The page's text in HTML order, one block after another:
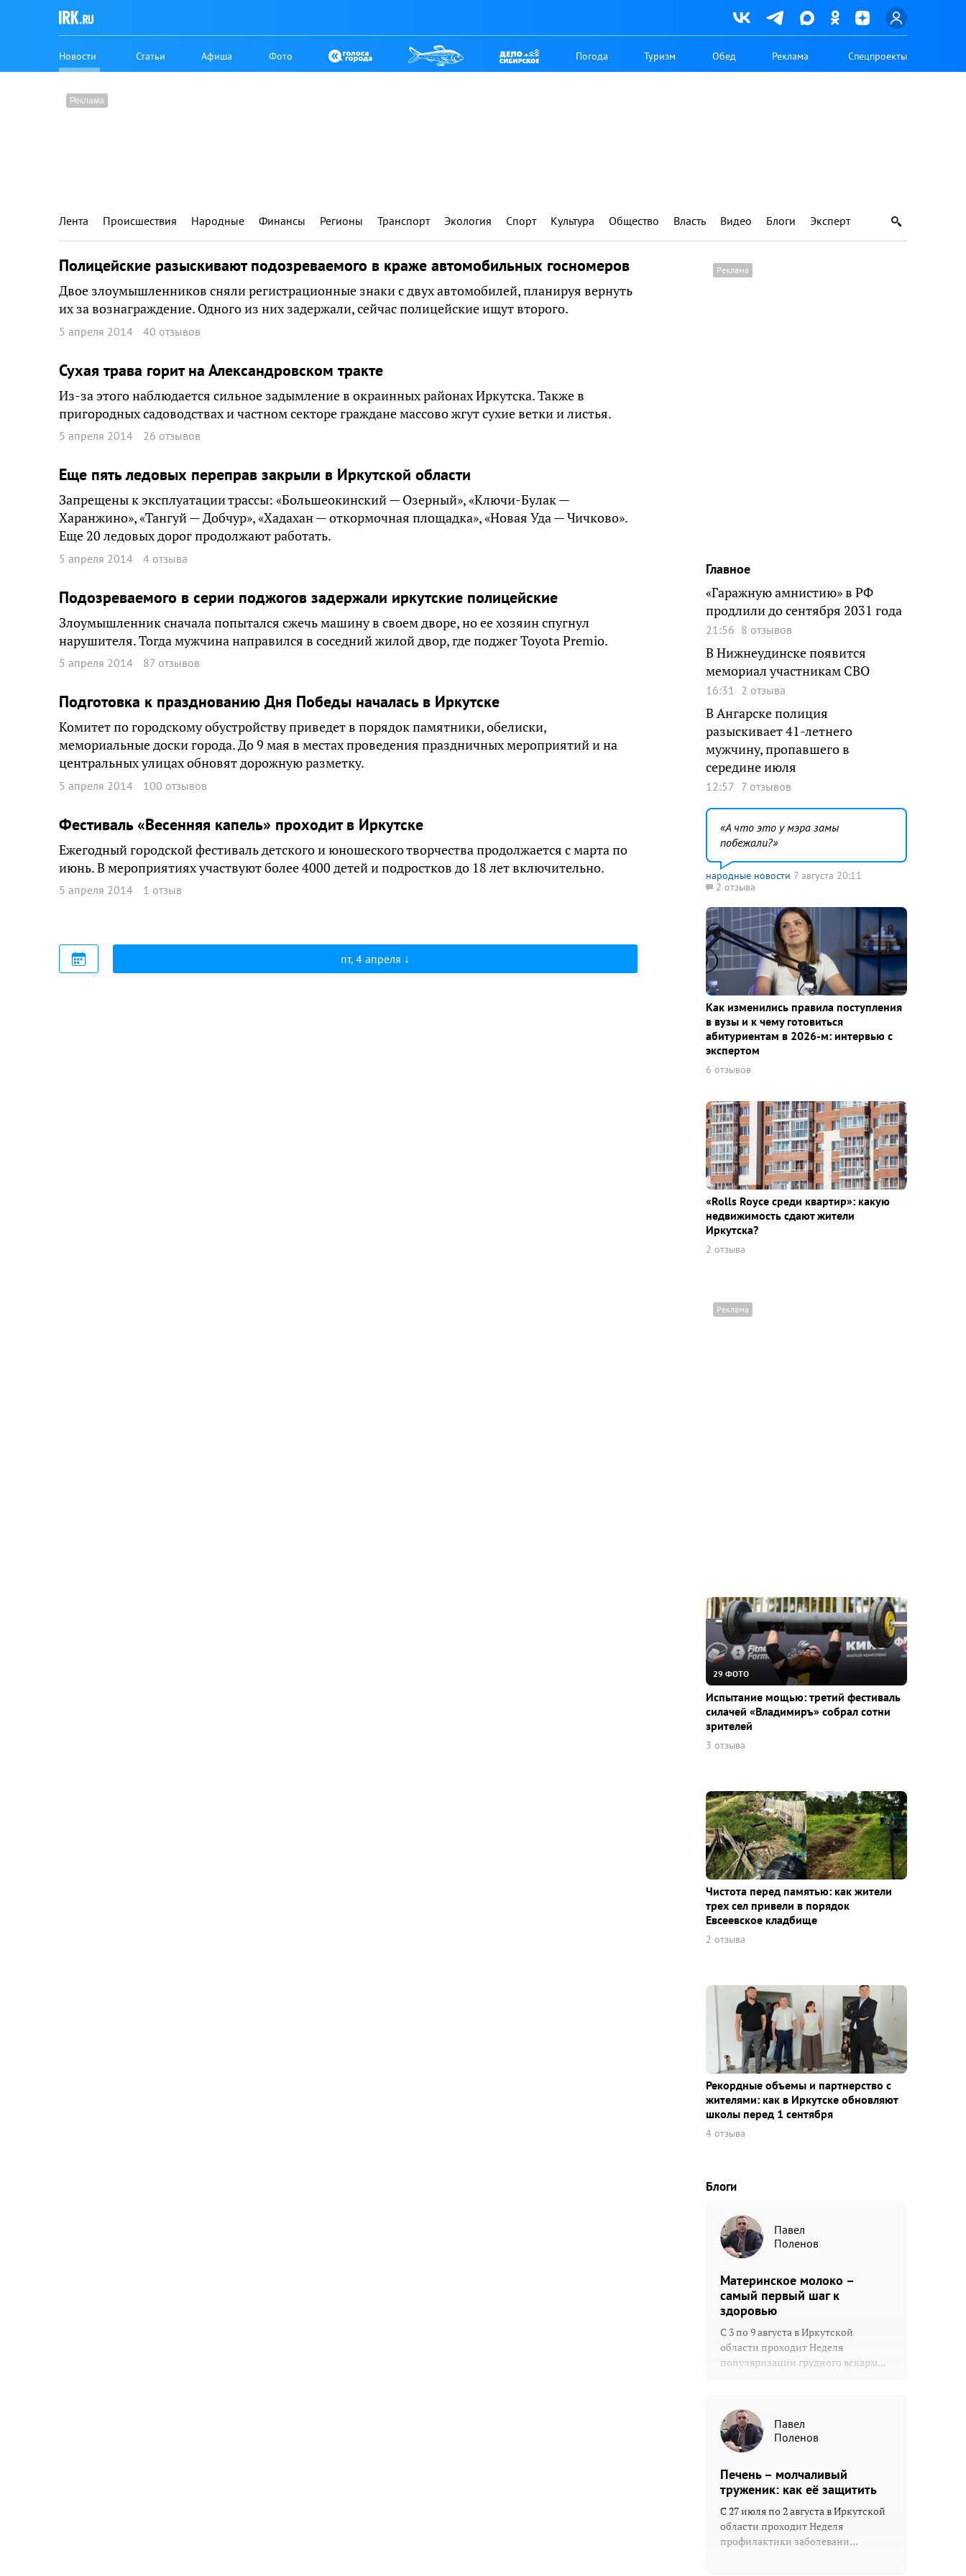
Новости Статьи Афиша Фото Погода Туризм Обед Реклама Спецпроекты
Лента Происшествия Народные Финансы Регионы Транспорт Экология Спорт Культура Общество Власть Видео Блоги Эксперт
Полицейские разыскивают подозреваемого в краже автомобильных госномеров
Двое злоумышленников сняли регистрационные знаки с двух автомобилей, планируя вернуть
их за вознаграждение. Одного из них задержали, сейчас полицейские ищут второго.
5 апреля 2014 40 отзывов
Сухая трава горит на Александровском тракте
Из-за этого наблюдается сильное задымление в окраинных районах Иркутска. Также в
пригородных садоводствах и частном секторе граждане массово жгут сухие ветки и листья.
5 апреля 2014 26 отзывов
Еще пять ледовых переправ закрыли в Иркутской области
Запрещены к эксплуатации трассы: «Большеокинский — Озерный», «Ключи-Булак —
Харанжино», «Тангуй — Добчур», «Хадахан — откормочная площадка», «Новая Уда — Чичково».
Еще 20 ледовых дорог продолжают работать.
5 апреля 2014 4 отзыва
Подозреваемого в серии поджогов задержали иркутские полицейские
Злоумышленник сначала попытался сжечь машину в своем дворе, но ее хозяин спугнул
нарушителя. Тогда мужчина направился в соседний жилой двор, где поджег Toyota Premio.
5 апреля 2014 87 отзывов
Подготовка к празднованию Дня Победы началась в Иркутске
Комитет по городскому обустройству приведет в порядок памятники, обелиски,
мемориальные доски города. До 9 мая в местах проведения праздничных мероприятий и на
центральных улицах обновят дорожную разметку.
5 апреля 2014 100 отзывов
Фестиваль «Весенняя капель» проходит в Иркутске
Ежегодный городской фестиваль детского и юношеского творчества продолжается с марта по
июнь. В мероприятиях участвуют более 4000 детей и подростков до 18 лет включительно.
5 апреля 2014 1 отзыв
пт, 4 апреля
Главное
«Гаражную амнистию» в РФ
продлили до сентября 2031 года
21:56 8 отзывов
В Нижнеудинске появится
мемориал участникам СВО
16:31 2 отзыва
В Ангарске полиция
разыскивает 41-летнего
мужчину, пропавшего в
середине июля
12:57 7 отзывов
А что это у мэра замы
побежали?
народные новости 7 августа 20:11
2 отзыва
Как изменились правила поступления
в вузы и к чему готовиться
абитуриентам в 2026-м: интервью с
экспертом
6 отзывов
«Rolls Royce среди квaртир»: какую
недвижимость сдают жители
Иркутска?
2 отзыва
29 ФОТО
Испытание мощью: третий фестиваль
силачей «Владимиръ» собрал сотни
зрителей
3 отзыва
Чистота перед памятью: как жители
трех сел привели в порядок
Евсеевское кладбище
2 отзыва
Рекордные объемы и партнерство с
жителями: как в Иркутске обновляют
школы перед 1 сентября
4 отзыва
Блоги
Павел
Поленов
Материнское молоко –
самый первый шаг к
здоровью
С 3 по 9 августа в Иркутской
области проходит Неделя
популяризации грудного вскарм...
Павел
Поленов
Печень – молчаливый
труженик: как её защитить
С 27 июля по 2 августа в Иркутской
области проходит Неделя
профилактики заболевани...